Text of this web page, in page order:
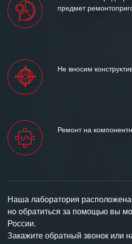
предмет
Не вносим
Ремонт на
Наша лаборатория расположена
но обратиться за помощью вы
России.
Закажите обратный звонок или